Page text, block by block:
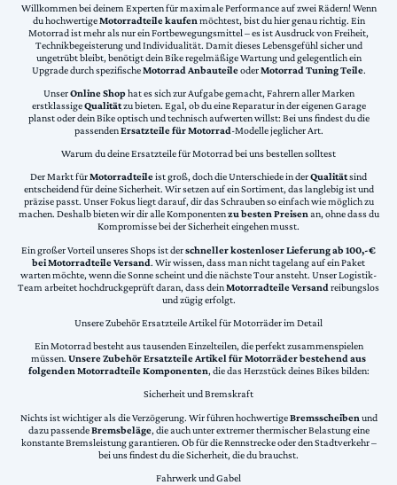
Willkommen bei deinem Experten für maximale Performance auf zwei Rädern! Wenn
du hochwertigeMotorradteile kaufen möchtest, bist du hier genau richtig. Ein
Motorrad ist mehr als nur ein Fortbewegungsmittel – es ist Ausdruck von Freiheit,
Technikbegeisterung und Individualität. Damit dieses Lebensgefühl sicher und
ungetrübt bleibt, benötigt dein Bike regelmäßige Wartung und gelegentlich ein
Upgrade durch spezifischeMotorrad AnbauteileoderMotorrad Tuning Teile.
UnserOnline Shophat es sich zur Aufgabe gemacht, Fahrern aller Marken
erstklassigeQualitätzu bieten. Egal, ob du eine Reparatur in der eigenen Garage
planst oder dein Bike optisch und technisch aufwerten willst: Bei uns findest du die
passendenErsatzteile für Motorrad-Modelle jeglicher Art.
Warum du deine Ersatzteile für Motorrad bei uns bestellen solltest
Der Markt fürMotorradteileist groß, doch die Unterschiede in derQualitätsind
entscheidend für deine Sicherheit. Wir setzen auf ein Sortiment, das langlebig ist und
präzise passt. Unser Fokus liegt darauf, dir das Schrauben so einfach wie möglich zu
machen. Deshalb bieten wir dir alle Komponentenzu besten Preisenan, ohne dass du
Kompromisse bei der Sicherheit eingehen musst.
Ein großer Vorteil unseres Shops ist derschneller kostenloser Lieferung ab 100,-€
bei Motorradteile Versand. Wir wissen, dass man nicht tagelang auf ein Paket
warten möchte, wenn die Sonne scheint und die nächste Tour ansteht. Unser Logistik-
Team arbeitet hochdruckgeprüft daran, dass deinMotorradteile Versand reibungslos
und zügig erfolgt.
Unsere Zubehör Ersatzteile Artikel für Motorräder im Detail
Ein Motorrad besteht aus tausenden Einzelteilen, die perfekt zusammenspielen
müssen. Unsere Zubehör Ersatzteile Artikel für Motorräder bestehend aus
folgenden Motorradteile Komponenten, die das Herzstück deines Bikes bilden:
Sicherheit und Bremskraft
Nichts ist wichtiger als die Verzögerung. Wir führen hochwertigeBremsscheiben und
dazu passendeBremsbeläge, die auch unter extremer thermischer Belastung eine
konstante Bremsleistung garantieren. Ob für die Rennstrecke oder den Stadtverkehr –
bei uns findest du die Sicherheit, die du brauchst.
Fahrwerk und Gabel